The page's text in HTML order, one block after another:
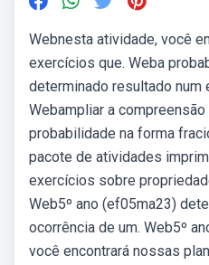
Webnesta atividade, você
exercícios que. Weba
determinado resultado num
Webampliar a
probabilidade na forma
pacote de atividades
exercícios sobre
Web5º ano (ef05ma23)
ocorrência de um. Web5º
você encontrará nossas